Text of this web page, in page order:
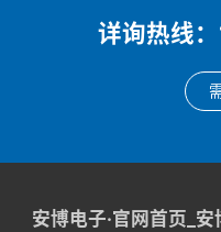
详询热线
安博电子·官网首页_安